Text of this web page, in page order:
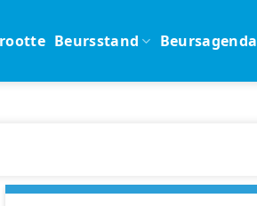
Beursstand Beursagenda